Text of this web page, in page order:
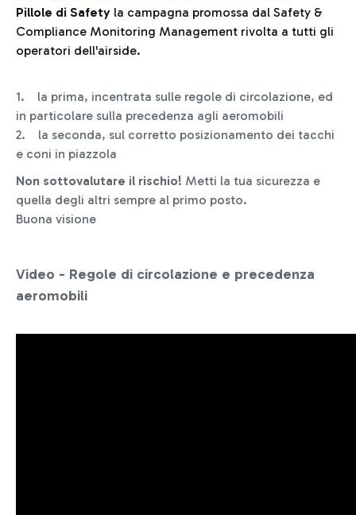
Pillole di Safety la campagna promossa dal Safety &
Compliance Monitoring Management rivolta a tutti gli
operatori dell'airside.
1. la prima, incentrata sulle regole di circolazione, ed
in particolare sulla precedenza agli aeromobili
2. la seconda, sul corretto posizionamento dei tacchi
e coni in piazzola
Non sottovalutare il rischio! Metti la tua sicurezza e
quella degli altri sempre al primo posto.
Buona visione
Video - Regole di circolazione e precedenza
aeromobili